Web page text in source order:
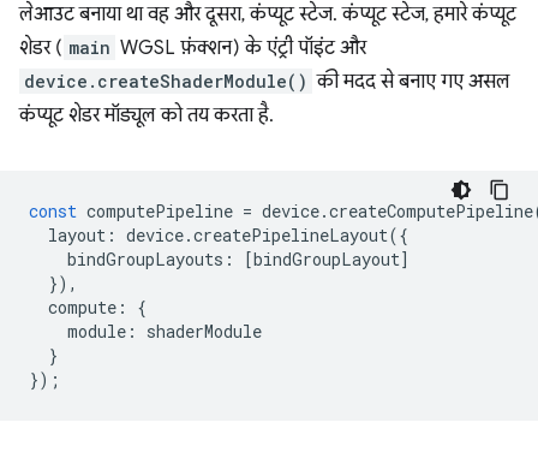
लेआउट बनाया था वह और दूसरा, कंप्यूट स्टेज. कंप्यूट स्टेज, हमारे कंप्यूट
शेडर ( main WGSL फ़ंक्शन) के एंट्री पॉइंट और
device.createShaderModule() की मदद से बनाए गए असल
कंप्यूट शेडर मॉड्यूल को तय करता है.
const computePipeline = device.createComputePipeline
layout : device.createPipelineLayout({
bindGroupLayouts : [bindGroupLayout]
}),
compute :
{
module :
shaderModule
}
});